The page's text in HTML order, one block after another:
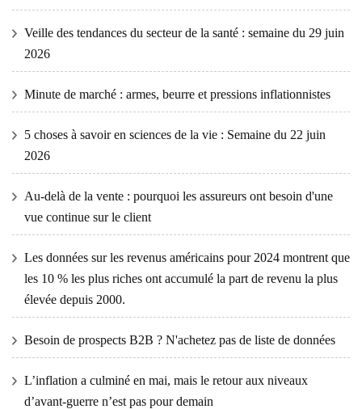
Veille des tendances du secteur de la santé : semaine du 29 juin
2026
Minute de marché : armes, beurre et pressions inflationnistes
5 choses à savoir en sciences de la vie : Semaine du 22 juin
2026
Au-delà de la vente : pourquoi les assureurs ont besoin d'une
vue continue sur le client
Les données sur les revenus américains pour 2024 montrent que
les 10 % les plus riches ont accumulé la part de revenu la plus
élevée depuis 2000.
Besoin de prospects B2B ? N'achetez pas de liste de données
L’inflation a culminé en mai, mais le retour aux niveaux
d’avant-guerre n’est pas pour demain